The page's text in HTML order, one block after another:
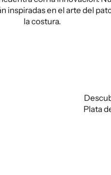
inspiradas en el arte del
la costura.
Plata